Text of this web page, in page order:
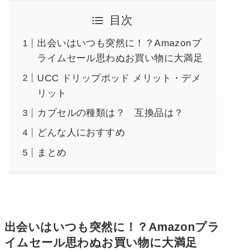
目次
出会いはいつも突然に！？Amazonプ
ライムセール思わぬお買い物に大満足
UCC ドリップポッド メリット・デメ
リット
カプセルの種類は？ 互換品は？
どんな人におすすめ
まとめ
出会いはいつも突然に！？Amazonプラ
イムセール思わぬお買い物に大満足